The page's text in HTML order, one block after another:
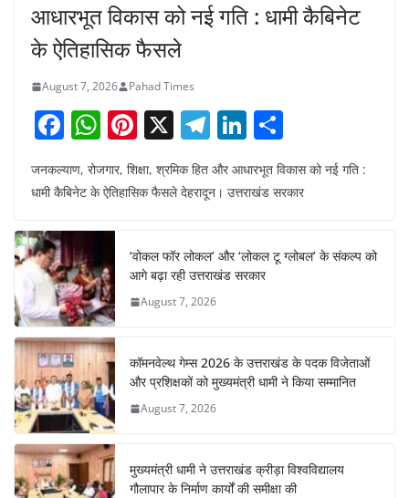
आधारभूत विकास को नई गति : धामी कैबिनेट
के ऐतिहासिक फैसले
August 7, 2026 Pahad Times
F
c
b
o
o
k
W
at
s
A
p
p
Pi
er
st
X T
el
e
a
m
Li
k
dI
n
h
ar
जनकल्याण, रोजगार, शिक्षा, श्रमिक हित और आधारभूत विकास को नई गति :
धामी कैबिनेट के ऐतिहासिक फैसले देहरादून। उत्तराखंड सरकार
‘वोकल फॉर लोकल’ और ‘लोकल टू ग्लोबल’ के संकल्प को
आगे बढ़ा रही उत्तराखंड सरकार
August 7, 2026
कॉमनवेल्थ गेम्स 2026 के उत्तराखंड के पदक विजेताओं
और प्रशिक्षकों को मुख्यमंत्री धामी ने किया सम्मानित
August 7, 2026
मुख्यमंत्री धामी ने उत्तराखंड क्रीड़ा विश्वविद्यालय
गौलापार के निर्माण कार्यों की समीक्षा की